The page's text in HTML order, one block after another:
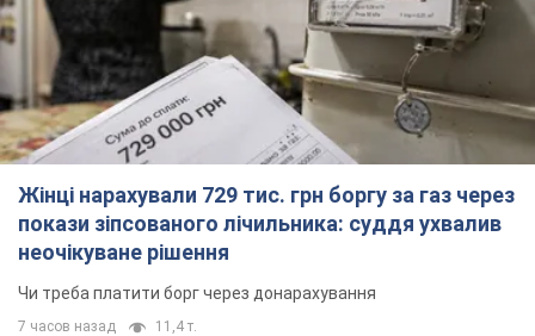
Жінці нарахували 729 тис. грн боргу за газ через
покази зіпсованого лічильника: суддя ухвалив
неочікуване рішення
Чи треба платити борг через донарахування
7 часов назад 11,4 т.